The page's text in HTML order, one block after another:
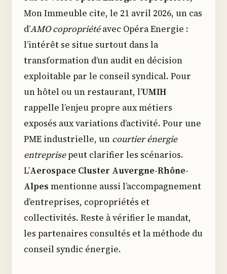
Mon Immeuble cite, le 21 avril 2026, un cas
d’AMO copropriétéavec Opéra Energie :
l’intérêt se situe surtout dans la
transformation d’un audit en décision
exploitable par le conseil syndical. Pour
un hôtel ou un restaurant, l’UMIH
rappelle l’enjeu propre aux métiers
exposés aux variations d’activité. Pour une
PME industrielle, un courtier énergie
entreprisepeut clarifier les scénarios.
L’Aerospace Cluster Auvergne-Rhône-
Alpes mentionne aussi l’accompagnement
d’entreprises, copropriétés et
collectivités. Reste à vérifier le mandat,
les partenaires consultés et la méthode du
conseil syndic énergie.